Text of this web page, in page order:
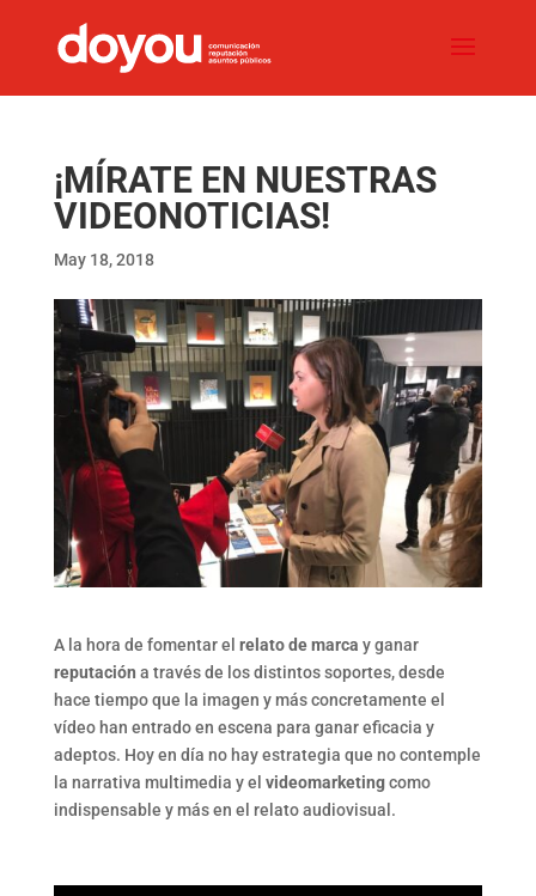
¡MÍRATE EN NUESTRAS
VIDEONOTICIAS!
May 18, 2018
A la hora de fomentar el relato de marca y ganar
reputación a través de los distintos soportes, desde
hace tiempo que la imagen y más concretamente el
vídeo han entrado en escena para ganar eficacia y
adeptos. Hoy en día no hay estrategia que no contemple
la narrativa multimedia y el videomarketingcomo
indispensable y más en el relato audiovisual.